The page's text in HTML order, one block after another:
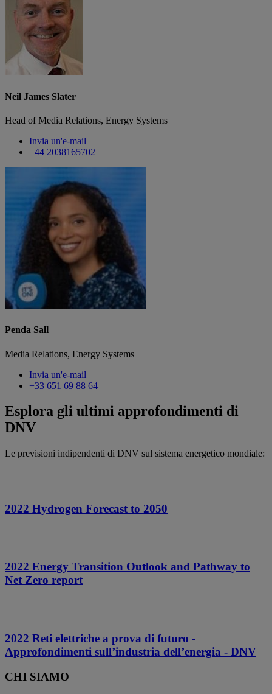
Neil James Slater
Head of Media Relations, Energy Systems
Invia un'e-mail
+44 2038165702
Penda Sall
Media Relations, Energy Systems
Invia un'e-mail
+33 651 69 88 64
Esplora gli ultimi approfondimenti di
DNV
Le previsioni indipendenti di DNV sul sistema energetico mondiale:
2022 Hydrogen Forecast to 2050
2022 Energy Transition Outlook and Pathway to
Net Zero report
2022 Reti elettriche a prova di futuro -
Approfondimenti sull’industria dell’energia - DNV
CHI SIAMO